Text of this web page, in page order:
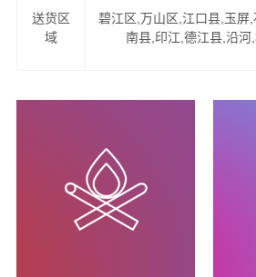
江门到铜仁物流服务项目
具、古董、雕塑、艺术品、名贵字画
2、可上门看货，现场为客户提供准
送货区
域
碧江区,万山区,江口县,玉屏,
南县,印江,德江县,沿河